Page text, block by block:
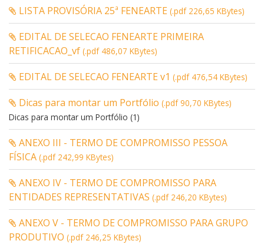
LISTA PROVISÓRIA 25ª FENEARTE (.pdf 226,65 KBytes)
EDITAL DE SELECAO FENEARTE PRIMEIRA
RETIFICACAO_vf (.pdf 486,07 KBytes)
EDITAL DE SELECAO FENEARTE v1 (.pdf 476,54 KBytes)
Dicas para montar um Portfólio (.pdf 90,70 KBytes)
Dicas para montar um Portfólio (1)
ANEXO III - TERMO DE COMPROMISSO PESSOA
FÍSICA (.pdf 242,99 KBytes)
ANEXO IV - TERMO DE COMPROMISSO PARA
ENTIDADES REPRESENTATIVAS (.pdf 246,20 KBytes)
ANEXO V - TERMO DE COMPROMISSO PARA GRUPO
PRODUTIVO (.pdf 246,25 KBytes)